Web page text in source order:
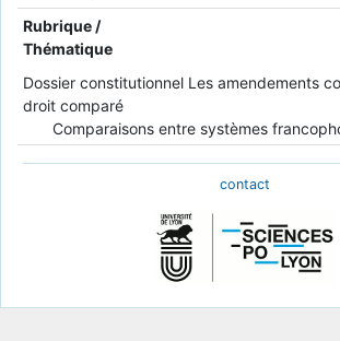
Rubrique /
Thématique
Dossier constitutionnel Les amendements
droit comparé
Comparaisons entre systèmes
contact